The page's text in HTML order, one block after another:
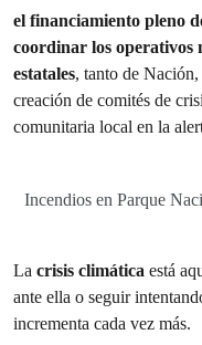
el financiamiento pleno
coordinar los operativos
estatales, tanto de
creación de comités de
comunitaria local en la
Incendios en Parque
La crisis climática está
ante ella o seguir
incrementa cada vez más.